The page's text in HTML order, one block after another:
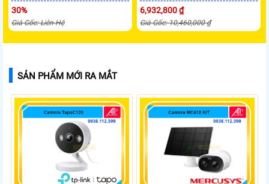
30%
Giá Gốc: Liên Hệ
6,932,800 ₫
Giá Gốc: 10,460,000 ₫
SẢN PHẨM MỚI RA MẮT